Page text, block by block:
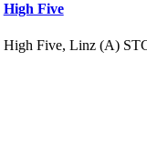
High Five
High Five, Linz (A)